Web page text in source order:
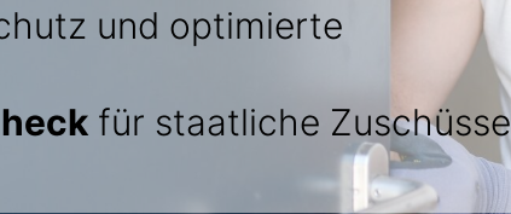
und optimierte
für staatliche Zuschüsse